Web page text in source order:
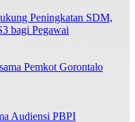
Peningkatan SDM,
bagi Pegawai
Pemkot Gorontalo
Audiensi PBPI